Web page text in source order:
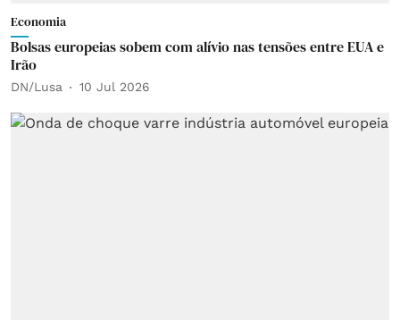
Economia
Bolsas europeias sobem com alívio nas tensões entre EUA e
Irão
DN/Lusa 10 Jul 2026